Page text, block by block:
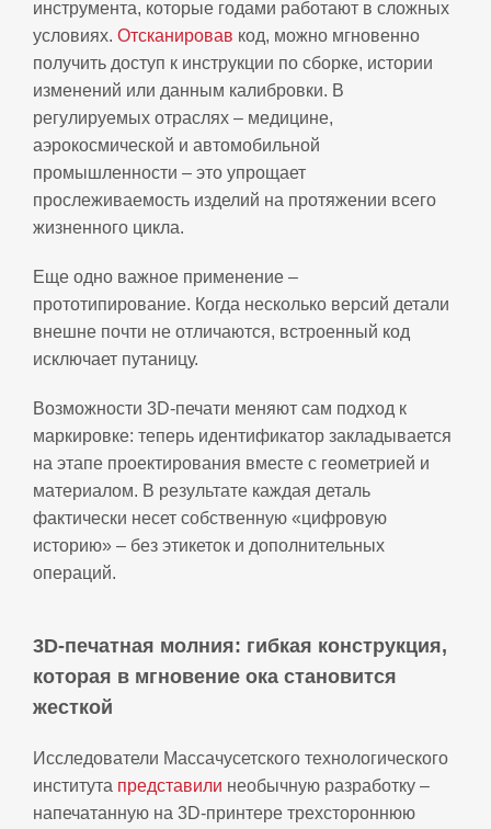
инструмента, которые годами работают в сложных
условиях. Отсканировав код, можно мгновенно
получить доступ к инструкции по сборке, истории
изменений или данным калибровки. В
регулируемых отраслях – медицине,
аэрокосмической и автомобильной
промышленности – это упрощает
прослеживаемость изделий на протяжении всего
жизненного цикла.
Еще одно важное применение –
прототипирование. Когда несколько версий детали
внешне почти не отличаются, встроенный код
исключает путаницу.
Возможности 3D‑печати меняют сам подход к
маркировке: теперь идентификатор закладывается
на этапе проектирования вместе с геометрией и
материалом. В результате каждая деталь
фактически несет собственную «цифровую
историю» – без этикеток и дополнительных
операций.
3D‑печатная молния: гибкая конструкция,
которая в мгновение ока становится
жесткой
Исследователи Массачусетского технологического
института представили необычную разработку –
напечатанную на 3D‑принтере трехстороннюю